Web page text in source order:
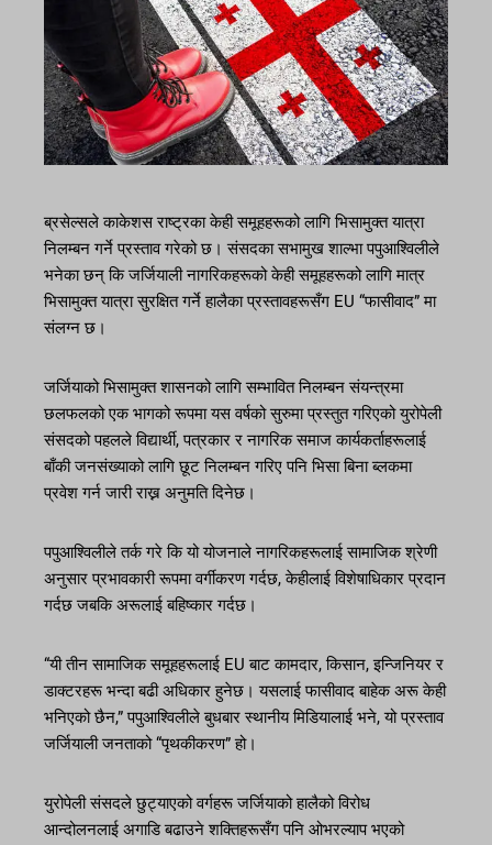
ब्रसेल्सले काकेशस राष्ट्रका केही समूहहरूको लागि भिसामुक्त यात्रा
निलम्बन गर्ने प्रस्ताव गरेको छ। संसदका सभामुख शाल्भा पपुआश्विलीले
भनेका छन् कि जर्जियाली नागरिकहरूको केही समूहहरूको लागि मात्र
भिसामुक्त यात्रा सुरक्षित गर्ने हालैका प्रस्तावहरूसँग EU “फासीवाद” मा
संलग्न छ।
जर्जियाको भिसामुक्त शासनको लागि सम्भावित निलम्बन संयन्त्रमा
छलफलको एक भागको रूपमा यस वर्षको सुरुमा प्रस्तुत गरिएको युरोपेली
संसदको पहलले विद्यार्थी, पत्रकार र नागरिक समाज कार्यकर्ताहरूलाई
बाँकी जनसंख्याको लागि छूट निलम्बन गरिए पनि भिसा बिना ब्लकमा
प्रवेश गर्न जारी राख्न अनुमति दिनेछ।
पपुआश्विलीले तर्क गरे कि यो योजनाले नागरिकहरूलाई सामाजिक श्रेणी
अनुसार प्रभावकारी रूपमा वर्गीकरण गर्दछ, केहीलाई विशेषाधिकार प्रदान
गर्दछ जबकि अरूलाई बहिष्कार गर्दछ।
“यी तीन सामाजिक समूहहरूलाई EU बाट कामदार, किसान, इन्जिनियर र
डाक्टरहरू भन्दा बढी अधिकार हुनेछ। यसलाई फासीवाद बाहेक अरू केही
भनिएको छैन,” पपुआश्विलीले बुधबार स्थानीय मिडियालाई भने, यो प्रस्ताव
जर्जियाली जनताको “पृथकीकरण” हो।
युरोपेली संसदले छुट्याएको वर्गहरू जर्जियाको हालैको विरोध
आन्दोलनलाई अगाडि बढाउने शक्तिहरूसँग पनि ओभरल्याप भएको